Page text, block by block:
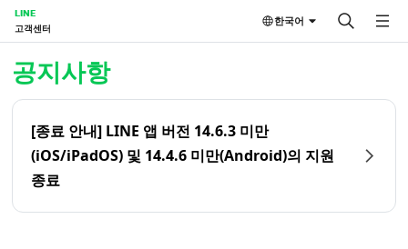
LINE
고객센터
한국어
공지사항
[종료 안내] LINE 앱 버전 14.6.3 미만
(iOS/iPadOS) 및 14.4.6 미만(Android)의 지원
종료